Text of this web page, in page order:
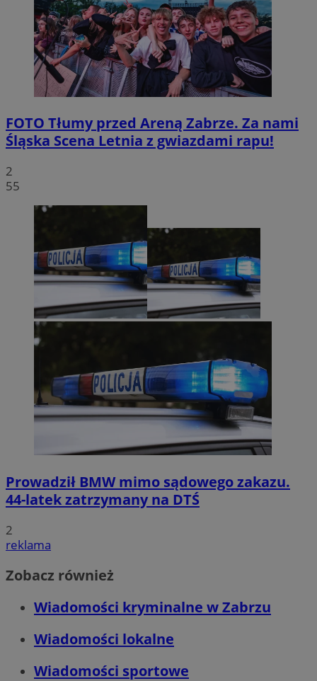
FOTO Tłumy przed Areną Zabrze. Za nami
Śląska Scena Letnia z gwiazdami rapu!
2
55
Prowadził BMW mimo sądowego zakazu.
44-latek zatrzymany na DTŚ
2
reklama
Zobacz również
Wiadomości kryminalne w Zabrzu
Wiadomości lokalne
Wiadomości sportowe